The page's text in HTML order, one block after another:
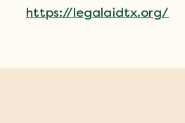
https://legalaidtx.org/